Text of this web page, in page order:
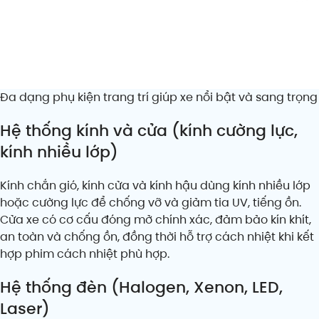
Đa dạng phụ kiện trang trí giúp xe nổi bật và sang trọng
Hệ thống kính và cửa (kính cường lực,
kính nhiều lớp)
Kính chắn gió, kính cửa và kính hậu dùng kính nhiều lớp
hoặc cường lực để chống vỡ và giảm tia UV, tiếng ồn.
Cửa xe có cơ cấu đóng mở chính xác, đảm bảo kín khít,
an toàn và chống ồn, đồng thời hỗ trợ cách nhiệt khi kết
hợp phim cách nhiệt phù hợp.
Hệ thống đèn (Halogen, Xenon, LED,
Laser)